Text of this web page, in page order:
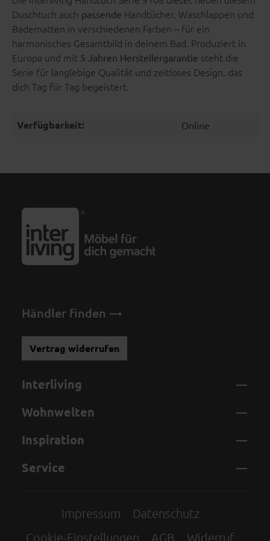
Duschtuch auch passende Handtücher, Waschlappen und
Badematten in verschiedenen Farben – für ein
harmonisches Gesamtbild in deinem Bad. Produziert in
Europa und mit 5 Jahren Herstellergarantie steht die
Serie für langlebige Qualität und zeitloses Design, das
dich Tag für Tag begeistert.
Verfügbarkeit: Online
Händler finden
Vertrag widerrufen
Interliving
Wohnwelten
Inspiration
Service
Impressum
Datenschutz
Cookie-Einstellungen
AGB Widerruf